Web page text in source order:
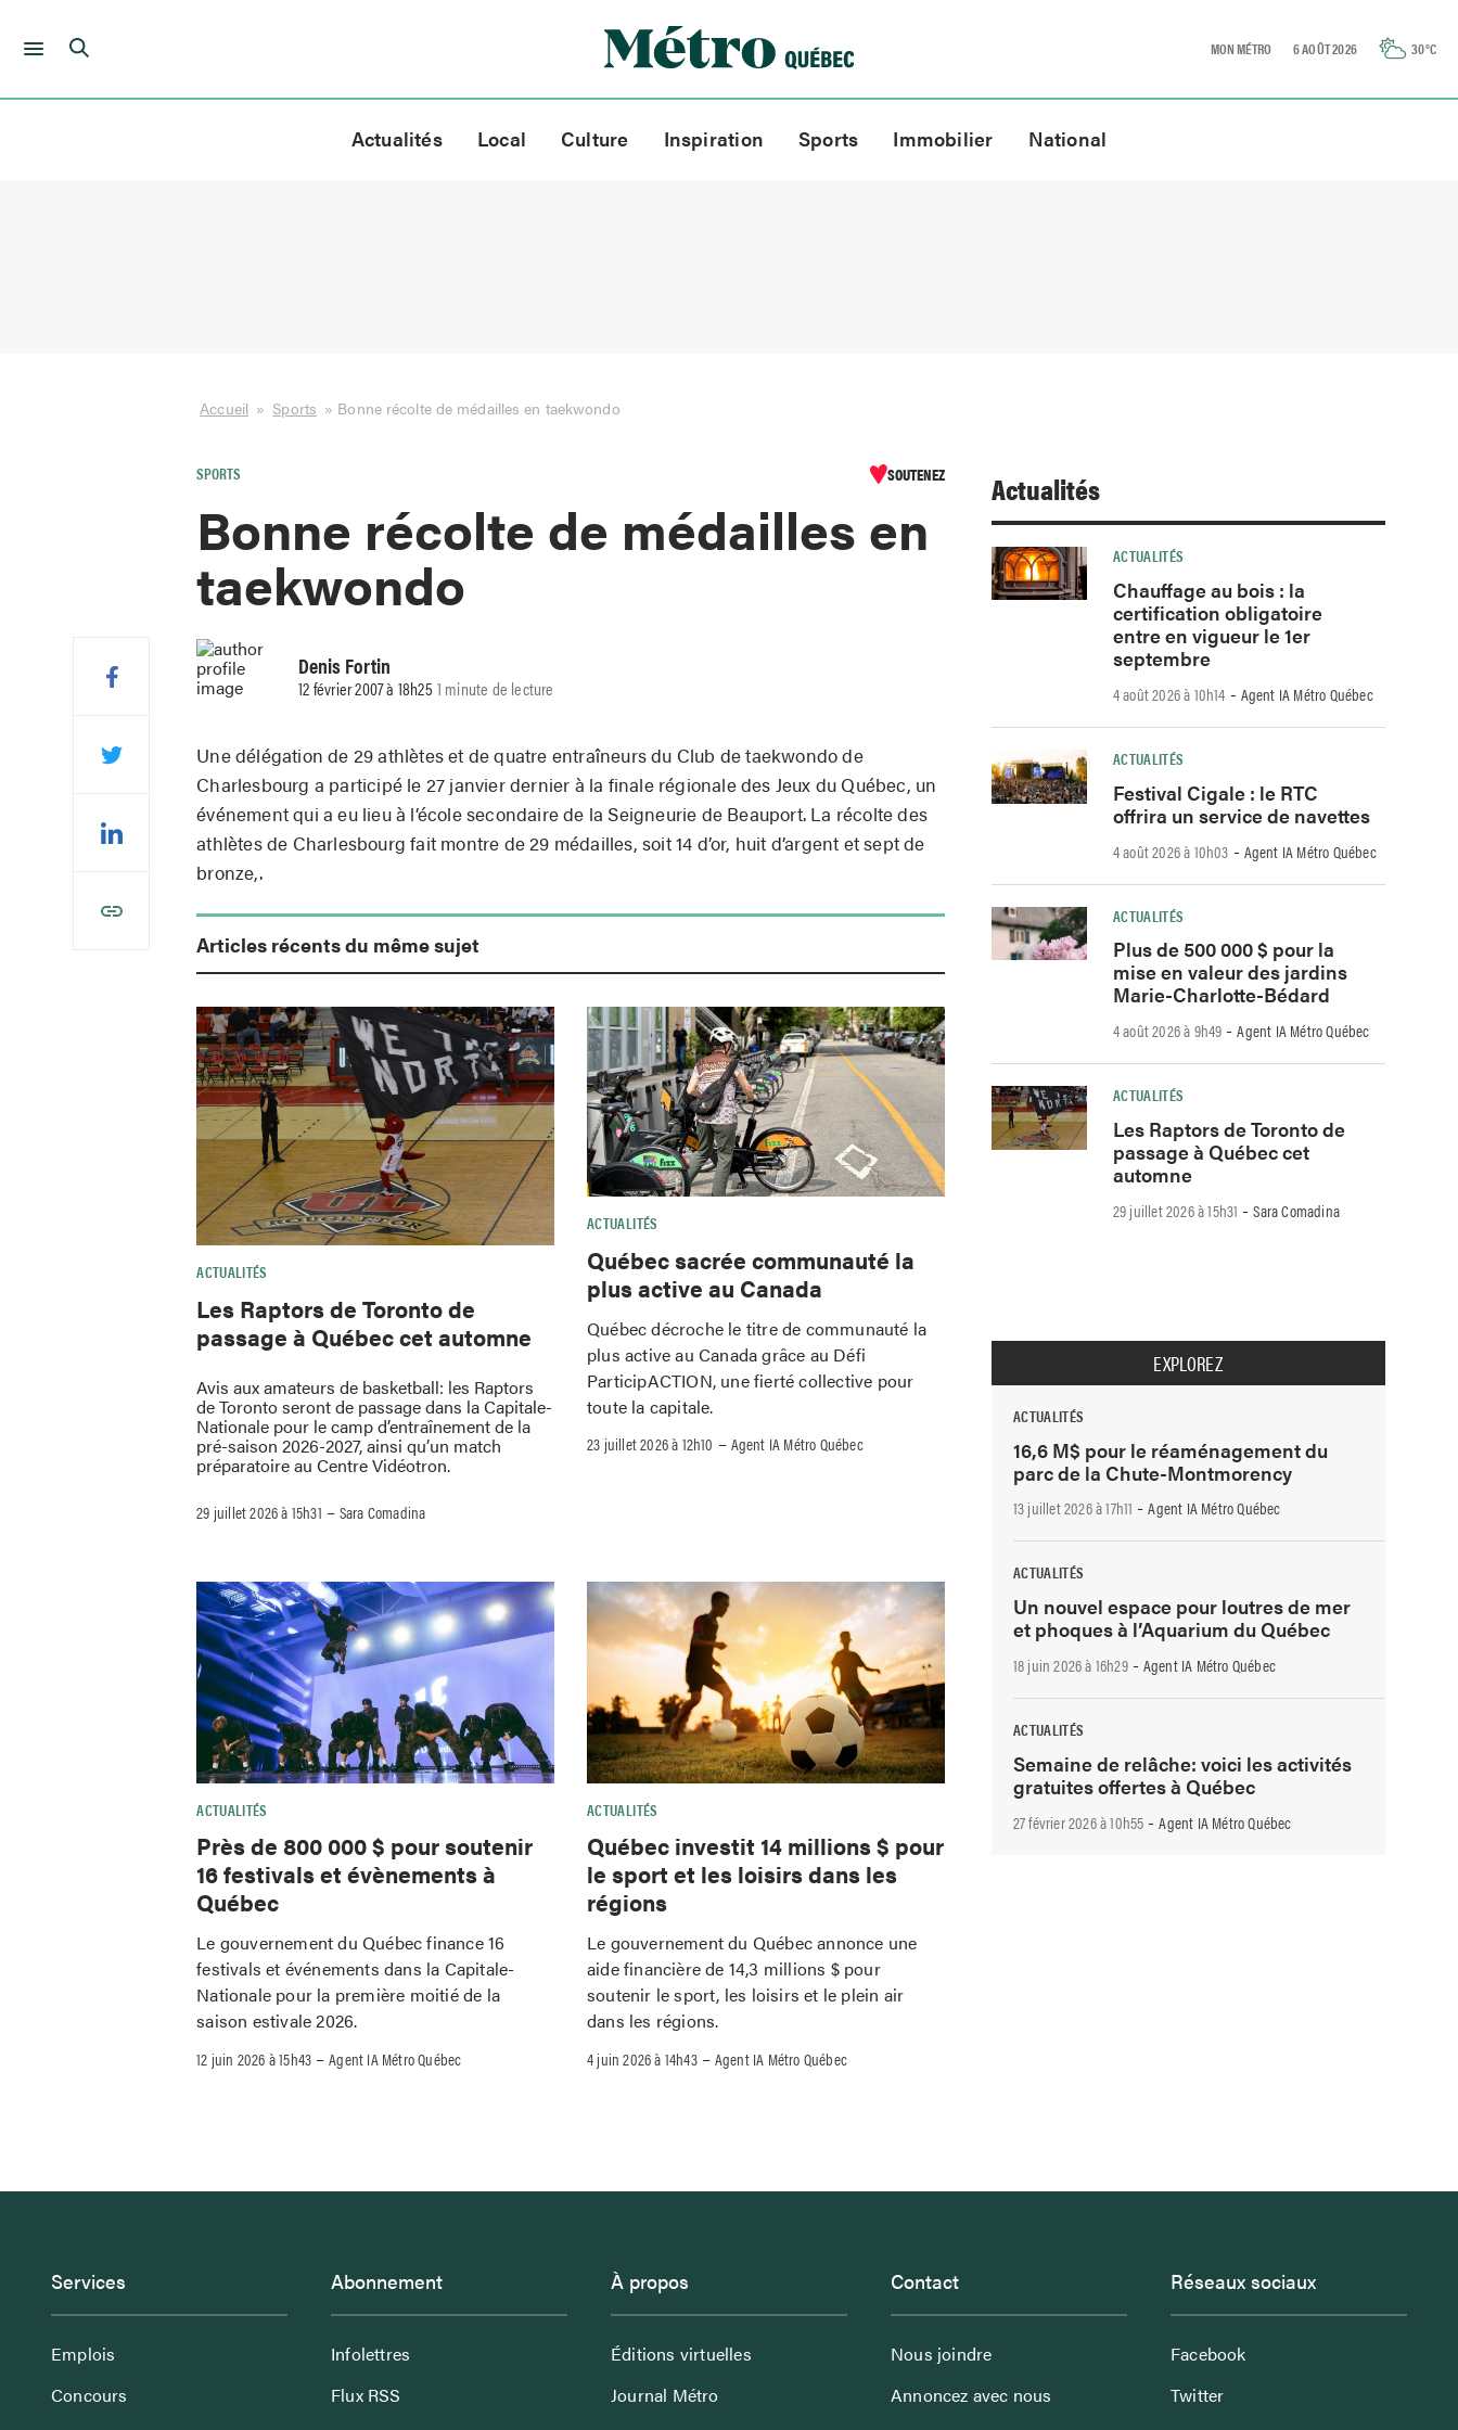
Skip
MON MÉTRO 6 AOÛT 2026 30°C
Actualités Local Culture Inspiration Sports Immobilier National
Accueil » Sports » Bonne récolte de médailles en taekwondo
SPORTS SOUTENEZ
Bonne récolte de médailles en
taekwondo
Denis Fortin
12 février 2007 à 18h25 1 minute de lecture
Une délégation de 29 athlètes et de quatre entraîneurs du Club de taekwondo de
Charlesbourg a participé le 27 janvier dernier à la finale régionale des Jeux du Québec, un
événement qui a eu lieu à l’école secondaire de la Seigneurie de Beauport. La récolte des
athlètes de Charlesbourg fait montre de 29 médailles, soit 14 d’or, huit d’argent et sept de
bronze,.
Articles récents du même sujet
ACTUALITÉS
Les Raptors de Toronto de
passage à Québec cet automne
Avis aux amateurs de basketball: les Raptors
de Toronto seront de passage dans la Capitale-
Nationale pour le camp d’entraînement de la
pré-saison 2026-2027, ainsi qu’un match
préparatoire au Centre Vidéotron.
29 juillet 2026 à 15h31 –Sara Comadina
ACTUALITÉS
Québec sacrée communauté la
plus active au Canada
Québec décroche le titre de communauté la
plus active au Canada grâce au Défi
ParticipACTION, une fierté collective pour
toute la capitale.
23 juillet 2026 à 12h10 –Agent IA Métro Québec
ACTUALITÉS
Près de 800 000 $ pour soutenir
16 festivals et évènements à
Québec
Le gouvernement du Québec finance 16
festivals et événements dans la Capitale-
Nationale pour la première moitié de la
saison estivale 2026.
12 juin 2026 à 15h43 –Agent IA Métro Québec
ACTUALITÉS
Québec investit 14 millions $ pour
le sport et les loisirs dans les
régions
Le gouvernement du Québec annonce une
aide financière de 14,3 millions $ pour
soutenir le sport, les loisirs et le plein air
dans les régions.
4 juin 2026 à 14h43–Agent IA Métro Québec
Actualités
ACTUALITÉS
Chauffage au bois : la
certification obligatoire
entre en vigueur le 1er
septembre
4 août 2026 à 10h14 -Agent IA Métro Québec
ACTUALITÉS
Festival Cigale : le RTC
offrira un service de navettes
4 août 2026 à 10h03 -Agent IA Métro Québec
ACTUALITÉS
Plus de 500 000 $ pour la
mise en valeur des jardins
Marie-Charlotte-Bédard
4 août 2026 à 9h49 -Agent IA Métro Québec
ACTUALITÉS
Les Raptors de Toronto de
passage à Québec cet
automne
29 juillet 2026 à 15h31 -Sara Comadina
EXPLOREZ
ACTUALITÉS
16,6 M$ pour le réaménagement du
parc de la Chute-Montmorency
13 juillet 2026 à 17h11 -Agent IA Métro Québec
ACTUALITÉS
Un nouvel espace pour loutres de mer
et phoques à l’Aquarium du Québec
18 juin 2026 à 16h29-Agent IA Métro Québec
ACTUALITÉS
Semaine de relâche: voici les activités
gratuites offertes à Québec
27 février 2026 à 10h55 -Agent IA Métro Québec
Services
Emplois
Concours
Abonnement
Infolettres
Flux RSS
À propos
Éditions virtuelles
Journal Métro
Contact
Nous joindre
Annoncez avec nous
Réseaux sociaux
Facebook
Twitter